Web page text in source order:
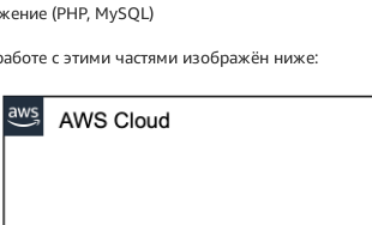
(PHP, MySQL)
с этими частями изображён ниже: